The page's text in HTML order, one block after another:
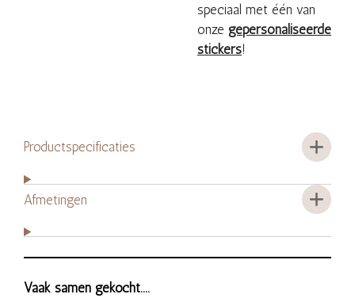
speciaal met één van
onze gepersonaliseerde
stickers!
Productspecificaties
Afmetingen
Vaak samen gekocht....